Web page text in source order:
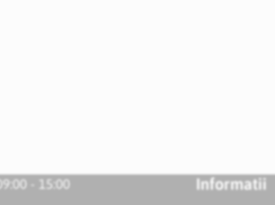
- 15:00 Informatii